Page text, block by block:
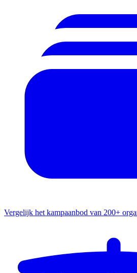
Vergelijk het kampaanbod van 200+